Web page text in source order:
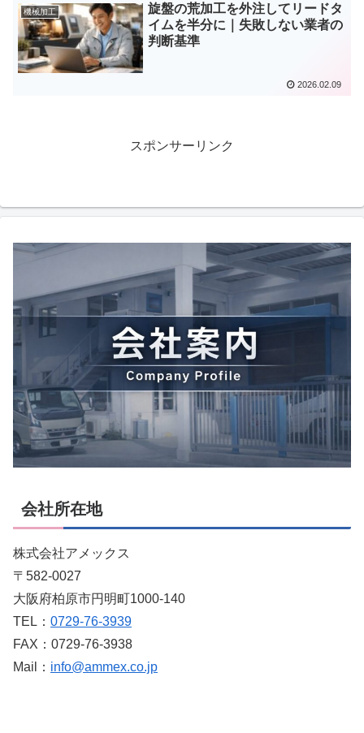
機械加工
旋盤の荒加工を外注してリードタ
イムを半分に｜失敗しない業者の
判断基準
2026.02.09
スポンサーリンク
会社所在地
株式会社アメックス
〒582-0027
大阪府柏原市円明町1000-140
TEL： 0729-76-3939
FAX：0729-76-3938
Mail： info@ammex.co.jp